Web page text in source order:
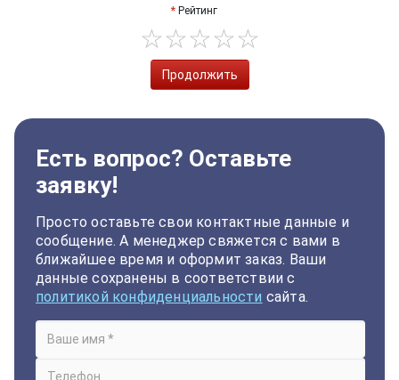
Рейтинг
Продолжить
Есть вопрос? Оставьте
заявку!
Просто оставьте свои контактные данные и
сообщение. А менеджер свяжется с вами в
ближайшее время и оформит заказ. Ваши
данные сохранены в соответствии с
политикой конфиденциальности сайта.